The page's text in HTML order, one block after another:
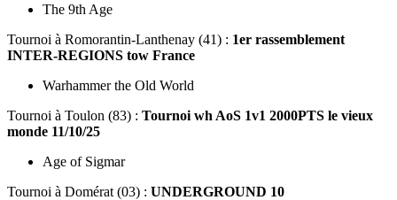
The 9th Age
Tournoi à Romorantin-Lanthenay (41) : 1er rassemblement
INTER-REGIONS tow France
Warhammer the Old World
Tournoi à Toulon (83) : Tournoi wh AoS 1v1 2000PTS le vieux
monde 11/10/25
Age of Sigmar
Tournoi à Domérat (03) : UNDERGROUND 10